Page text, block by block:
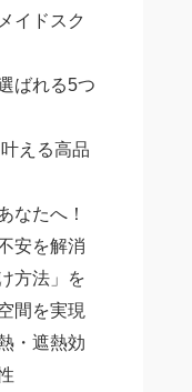
イドスク
ばれる5つ
える高品
なたへ！
安を解消
方法」を
間を実現
・遮熱効